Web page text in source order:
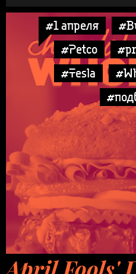
#1 апреля
#Petco
#Tesla